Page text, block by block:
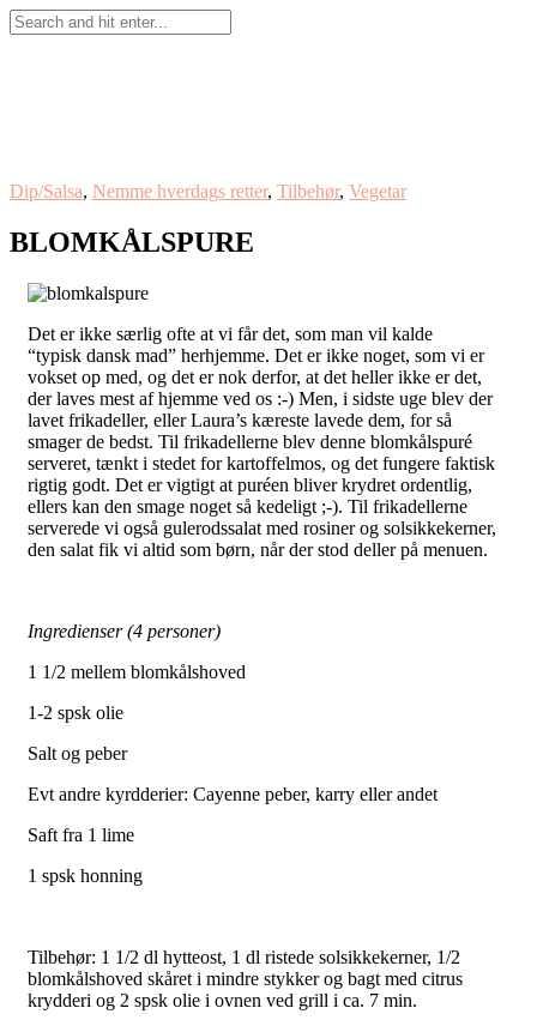
Dip/Salsa, Nemme hverdags retter, Tilbehør, Vegetar
BLOMKÅLSPURE
Det er ikke særlig ofte at vi får det, som man vil kalde
“typisk dansk mad” herhjemme. Det er ikke noget, som vi er
vokset op med, og det er nok derfor, at det heller ikke er det,
der laves mest af hjemme ved os :-) Men, i sidste uge blev der
lavet frikadeller, eller Laura’s kæreste lavede dem, for så
smager de bedst. Til frikadellerne blev denne blomkålspuré
serveret, tænkt i stedet for kartoffelmos, og det fungere faktisk
rigtig godt. Det er vigtigt at puréen bliver krydret ordentlig,
ellers kan den smage noget så kedeligt ;-). Til frikadellerne
serverede vi også gulerodssalat med rosiner og solsikkekerner,
den salat fik vi altid som børn, når der stod deller på menuen.
Ingredienser (4 personer)
1 1/2 mellem blomkålshoved
1-2 spsk olie
Salt og peber
Evt andre kyrdderier: Cayenne peber, karry eller andet
Saft fra 1 lime
1 spsk honning
Tilbehør: 1 1/2 dl hytteost, 1 dl ristede solsikkekerner, 1/2
blomkålshoved skåret i mindre stykker og bagt med citrus
krydderi og 2 spsk olie i ovnen ved grill i ca. 7 min.